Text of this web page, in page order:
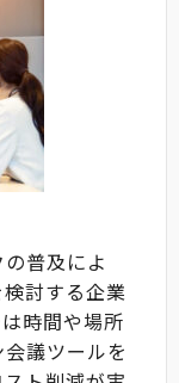
普及によ
討する企業
時間や場所
議ツールを